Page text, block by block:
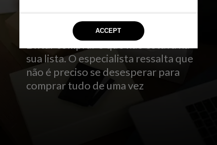
Evitar comprar o que não estava na
sua lista. O especialista ressalta que
não é preciso se desesperar para
comprar tudo de uma vez